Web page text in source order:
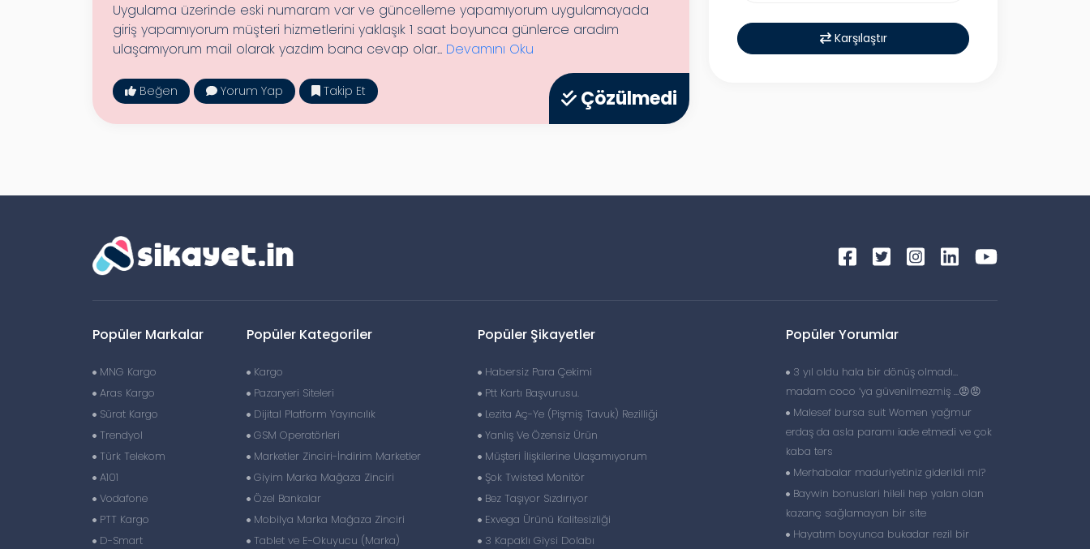
Uygulama üzerinde eski numaram var ve güncelleme yapamıyorum uygulamayada
giriş yapamıyorum müşteri hizmetlerini yaklaşık 1 saat boyunca günlerce aradım
ulaşamıyorum mail olarak yazdım bana cevap olar... Devamını Oku
Beğen Yorum Yap Takip Et Çözülmedi
Karşılaştır
Popüler Markalar
MNG Kargo
Aras Kargo
Sürat Kargo
Trendyol
Türk Telekom
A101
Vodafone
PTT Kargo
D-Smart
Popüler Kategoriler
Kargo
Pazaryeri Siteleri
Dijital Platform Yayıncılık
GSM Operatörleri
Marketler Zinciri-İndirim Marketler
Giyim Marka Mağaza Zinciri
Özel Bankalar
Mobilya Marka Mağaza Zinciri
Tablet ve E-Okuyucu (Marka)
Popüler Şikayetler
Habersiz Para Çekimi
Ptt Kartı Başvurusu.
Lezita Aç-Ye (Pişmiş Tavuk) Rezilliği
Yanlış Ve Özensiz Ürün
Müşteri İlişkilerine Ulaşamıyorum
Şok Twisted Monitör
Bez Taşıyor Sızdırıyor
Exvega Ürünü Kalitesizliği
3 Kapaklı Giysi Dolabı
Popüler Yorumlar
3 yıl oldu hala bir dönüş olmadı…
madam coco ‘ya güvenilmezmiş …😡😡
Malesef bursa suit Women yağmur
erdaş da asla paramı iade etmedi ve çok
kaba ters
Merhabalar maduriyetiniz giderildi mi?
Baywin bonuslari hileli hep yalan olan
kazanç sağlamayan bir site
Hayatım boyunca bukadar rezil bir